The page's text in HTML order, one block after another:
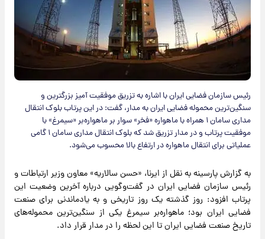
رئیس سازمان فضایی ایران با اشاره به تزریق موفقیت آمیز بزرگترین و
سنگین‌ترین محموله فضایی ایران به مدار، گفت: در این پرتاب بلوک انتقال
مداری سامان ۱ همراه با ماهواره «فخر» سوار بر ماهواره‌بر «سیمرغ» با
موفقیت پرتاب و در مدار تزریق شد که بلوک انتقال مداری سامان ۱ گامی
عملیاتی برای انتقال ماهواره در ارتفاع بالا محسوب می‌شود.
به گزارش پارسینه به نقل از ایرنا، «حسن سالاریه» معاون وزیر ارتباطات و
رئیس سازمان فضایی ایران در گفت‌وگویی درباره آخرین وضعیت این
پرتاب افزود: روز گذشته یک روز تاریخی و به یادماندنی برای صنعت
فضایی ایران بود؛ ماهواره‌بر سیمرغ یکی از سنگین‌ترین محموله‌های
تاریخ صنعت فضایی ایران تا این لحظه را در مدار قرار داد.